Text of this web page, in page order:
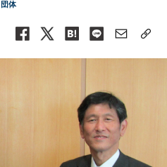
団体